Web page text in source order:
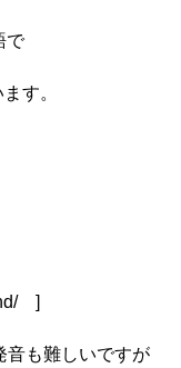
で
す。
]
音も難しいですが